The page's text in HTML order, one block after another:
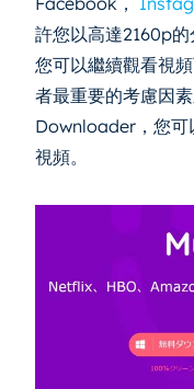
許您以高達2160p的
您可以繼續觀看視
者最重要的考慮因
Downloader，您可
視頻。